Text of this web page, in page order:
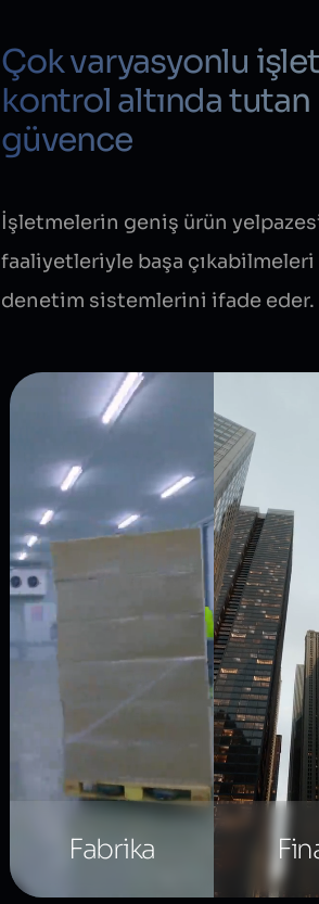
Çok varyasyonlu
kontrol altında tutan
güvence
İşletmelerin geniş ürün
faaliyetleriyle başa
denetim sistemlerini ifade eder.
Fabrika